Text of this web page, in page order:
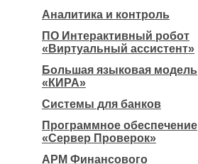
Аналитика и контроль
ПО Интерактивный робот
«Виртуальный ассистент»
Большая языковая модель
«КИРА»
Системы для банков
Программное обеспечение
«Сервер Проверок»
АРМ Финансового